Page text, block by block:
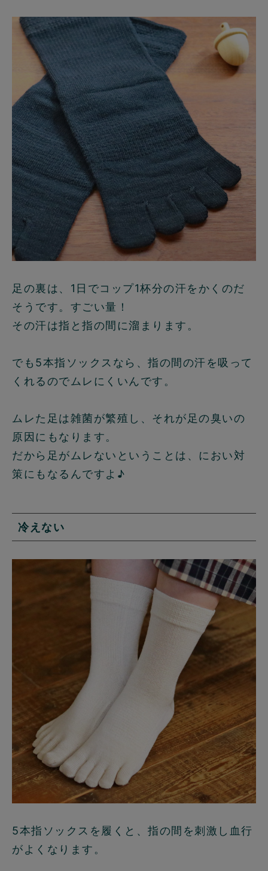
足の裏は、1日でコップ1杯分の汗をかくのだ
そうです。すごい量！
その汗は指と指の間に溜まります。
でも 5本指ソックスなら、指の間の汗を吸って
くれるのでムレにくいんです。
ムレた足は雑菌が繁殖し、それが足の臭いの
原因にもなります。
だから足がムレないということは、 におい対
策にもなるんですよ♪
冷えない
5本指ソックスを履くと、 指の間を刺激し血行
がよくなります。